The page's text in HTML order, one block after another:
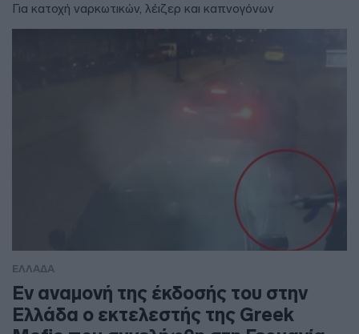
Για κατοχή ναρκωτικών, λέιζερ και καπνογόνων
ΕΛΛΑΔΑ
Εν αναμονή της έκδοσής του στην
Ελλάδα ο εκτελεστής της Greek